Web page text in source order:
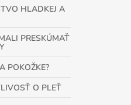
HLADKEJ A
PRESKÚMAŤ
POKOŽKE?
O PLEŤ